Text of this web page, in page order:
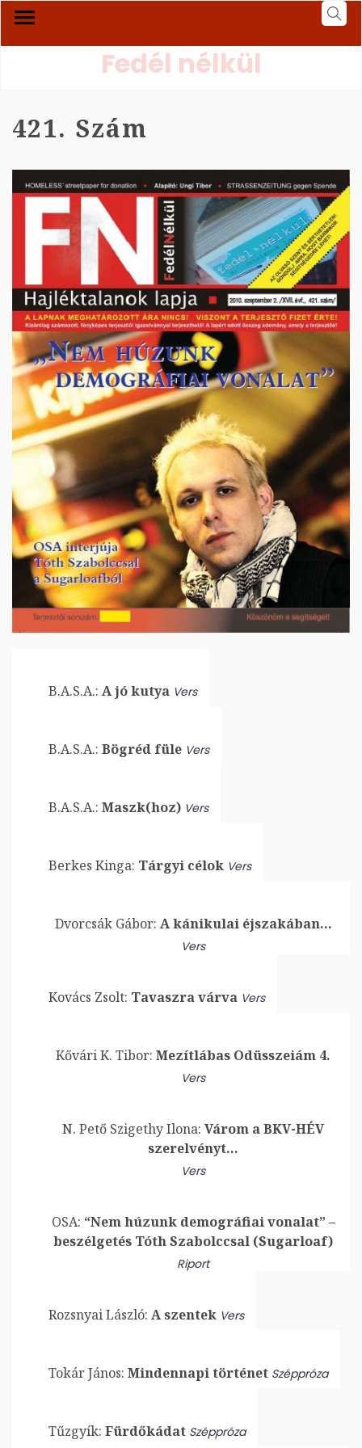
Fedél nélkül
421. Szám
B.A.S.A.: A jó kutya Vers
B.A.S.A.: Bögréd füle Vers
B.A.S.A.: Maszk(hoz) Vers
Berkes Kinga: Tárgyi célok Vers
Dvorcsák Gábor: A kánikulai éjszakában…
Vers
Kovács Zsolt: Tavaszra várva Vers
Kővári K. Tibor: Mezítlábas Odüsszeiám 4.
Vers
N. Pető Szigethy Ilona: Várom a BKV-HÉV
szerelvényt…
Vers
OSA: “Nem húzunk demográfiai vonalat” –
beszélgetés Tóth Szabolccsal (Sugarloaf)
Riport
Rozsnyai László: A szentek Vers
Tokár János: Mindennapi történet Széppróza
Tűzgyík: Fürdőkádat Széppróza